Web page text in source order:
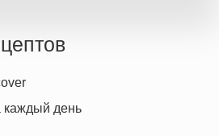
каждый день